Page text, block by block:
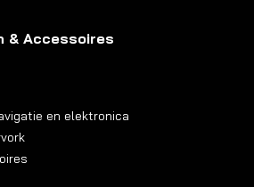
& Accessoires
en elektronica